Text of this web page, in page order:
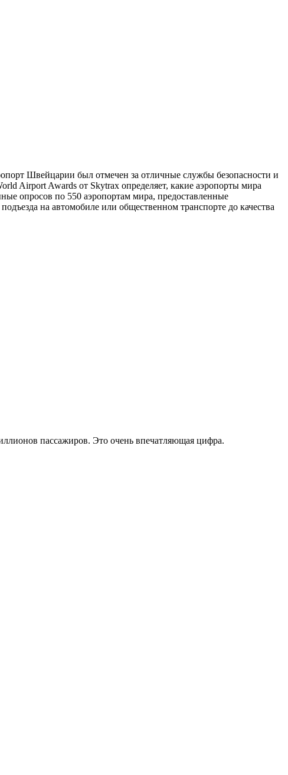
Швейцарии был отмечен за отличные службы безопасности и
Airport Awards от Skytrax определяет, какие аэропорты мира
опросов по 550 аэропортам мира, предоставленные
на автомобиле или общественном транспорте до качества
пассажиров. Это очень впечатляющая цифра.